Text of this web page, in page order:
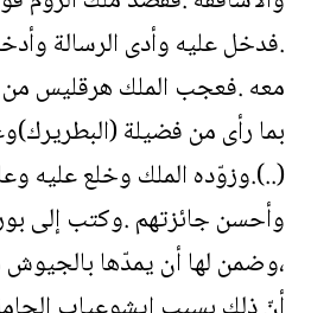
.فدخل عليه وأدى الرسالة
معه .فعجب الملك هرقليس من
بما رأى من فضيلة
(..).وزوّده الملك وخلع عليه
وأحسن جائزتهم .وكتب إلى
،وضمن لها أن يمدّها